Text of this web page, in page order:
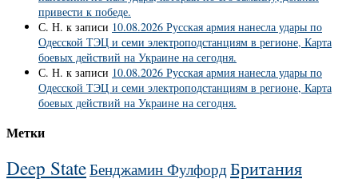
привести к победе.
С. Н. к записи 10.08.2026 Русская армия нанесла удары по
Одесской ТЭЦ и семи электроподстанциям в регионе, Карта
боевых действий на Украине на сегодня.
С. Н. к записи 10.08.2026 Русская армия нанесла удары по
Одесской ТЭЦ и семи электроподстанциям в регионе, Карта
боевых действий на Украине на сегодня.
Метки
Deep StateБенджамин Фулфорд Британия